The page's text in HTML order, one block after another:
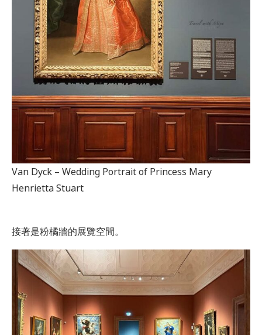
Van Dyck – Wedding Portrait of Princess Mary
Henrietta Stuart
接著是粉橘牆的展覽空間。